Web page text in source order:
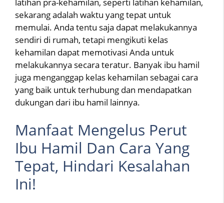
sekarang adalah waktu yang tepat untuk
memulai. Anda tentu saja dapat melakukannya
sendiri di rumah, tetapi mengikuti kelas
kehamilan dapat memotivasi Anda untuk
melakukannya secara teratur. Banyak ibu hamil
juga menganggap kelas kehamilan sebagai cara
yang baik untuk terhubung dan mendapatkan
dukungan dari ibu hamil lainnya.
Manfaat Mengelus Perut
Ibu Hamil Dan Cara Yang
Tepat, Hindari Kesalahan
Ini!